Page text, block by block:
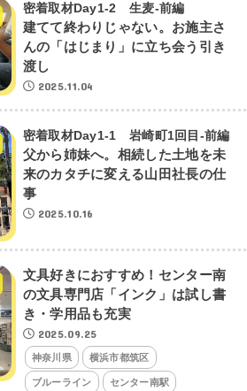
密着取材Day1-2 生麦-前編
建てて終わりじゃない。お施主さ
んの「はじまり」に立ち会う引き
渡し
2025.11.04
密着取材Day1-1 岩崎町1回目-前編
父から姉妹へ。相続した土地を未
来のカタチに変える山田社長の仕
事
2025.10.16
文具好きにおすすめ！センター南
の文具専門店「インク」は試し書
き・学用品も充実
2025.09.25
神奈川県 横浜市都筑区
ブルーライン センター南駅